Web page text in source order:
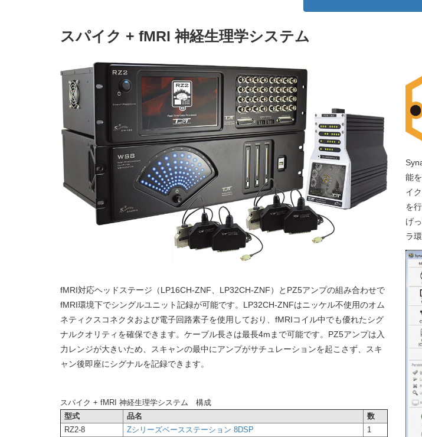
スパイク + fMRI 神経生理学システム
fMRI対応ヘッドステージ（LP16CH-ZNF、LP32CH-ZNF）とPZ5アンプの組み合わせで
fMRI環境下でシングルユニット記録が可能です。LP32CH-ZNFはニッケル不使用のオム
ネティクスコネクタおよび電子回路素子を使用しており、fMRIコイル中でも優れたシグ
ナルクオリティを確保できます。ケーブル長さは最長4mまで可能です。PZ5アンプは入
力レンジが大きいため、スキャンの最中にアンプがサチュレーションを起こさず、スキ
ャン後即座にシグナルを記録できます。
スパイク + fMRI 神経生理学システム 構成
型式
品名
数
RZ2-8
Zシリーズベースステーション 8DSP
1
能
イ
を
げ
ラ